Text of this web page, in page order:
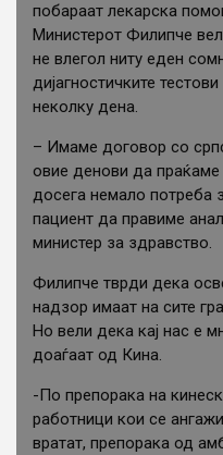
побараат лекарска
Министерот Филипче
не влегол ниту еден
дијагностичките
неколку дена.
– Имаме договор со
овие денови да праќаме
досега немало потреба
пациент да правиме
министер за здравство.
Филипче тврди дека
надзор имаат на сите
Но вели дека кај нас е
доаѓаат од Кина.
-По препорака на
работници кои се
вратат, препорака од